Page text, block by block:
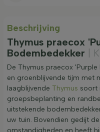
Beschrijving
Thymus praecox
Bodembedekker
|
De Thymus praecox
en groenblijvende tijm met
laagblijvende Thymus soort
groepsbeplanting en
uitstekende
uw tuin. Bovendien gedijt
omstandigheden en heeft